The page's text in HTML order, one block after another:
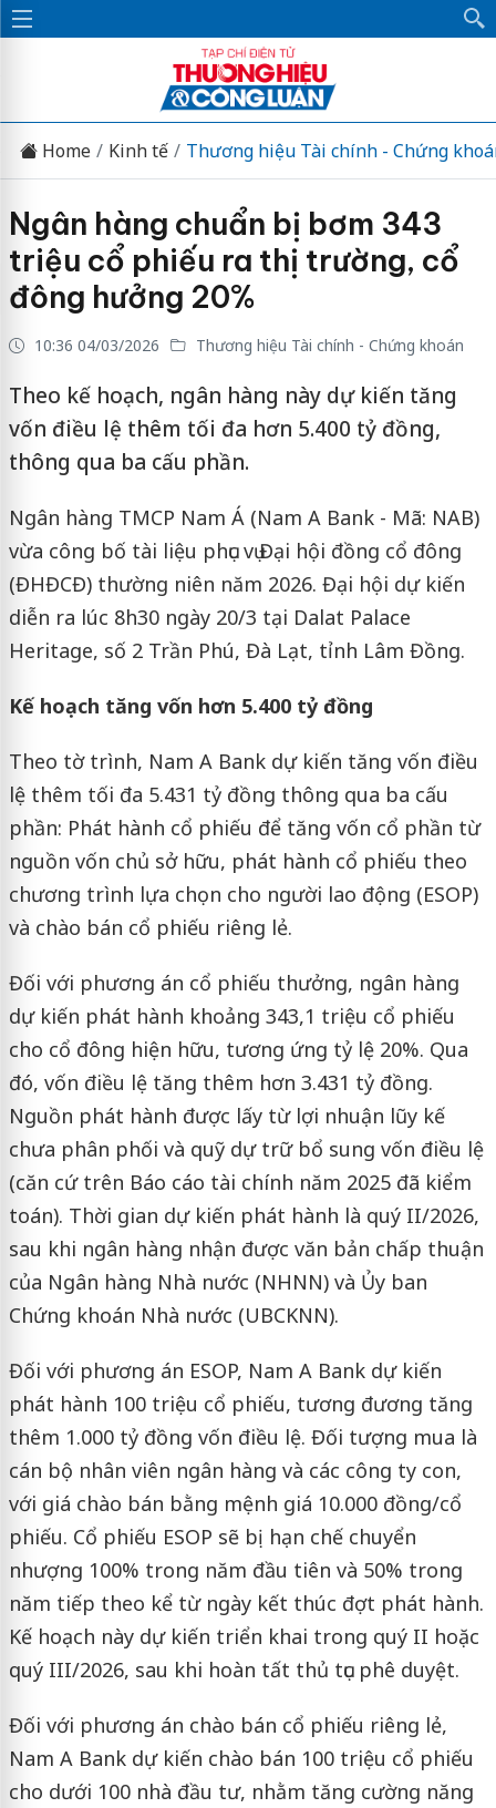
Home Kinh tế Thương hiệu Tài chính - Chứng
Ngân hàng chuẩn bị bơm 343
triệu cổ phiếu ra thị trường, cổ
đông hưởng 20%
10:36 04/03/2026 Thương hiệu Tài chính - Chứng khoán
Theo kế hoạch, ngân hàng này dự kiến tăng
vốn điều lệ thêm tối đa hơn 5.400 tỷ đồng,
thông qua ba cấu phần.
Ngân hàng TMCP Nam Á (Nam A Bank - Mã: NAB)
vừa công bố tài liệu phục vụ Đại hội đồng cổ đông
(ĐHĐCĐ) thường niên năm 2026. Đại hội dự kiến
diễn ra lúc 8h30 ngày 20/3 tại Dalat Palace
Heritage, số 2 Trần Phú, Đà Lạt, tỉnh Lâm Đồng.
Kế hoạch tăng vốn hơn 5.400 tỷ đồng
Theo tờ trình, Nam A Bank dự kiến tăng vốn điều
lệ thêm tối đa 5.431 tỷ đồng thông qua ba cấu
phần: Phát hành cổ phiếu để tăng vốn cổ phần từ
nguồn vốn chủ sở hữu, phát hành cổ phiếu theo
chương trình lựa chọn cho người lao động (ESOP)
và chào bán cổ phiếu riêng lẻ.
Đối với phương án cổ phiếu thưởng, ngân hàng
dự kiến phát hành khoảng 343,1 triệu cổ phiếu
cho cổ đông hiện hữu, tương ứng tỷ lệ 20%. Qua
đó, vốn điều lệ tăng thêm hơn 3.431 tỷ đồng.
Nguồn phát hành được lấy từ lợi nhuận lũy kế
chưa phân phối và quỹ dự trữ bổ sung vốn điều lệ
(căn cứ trên Báo cáo tài chính năm 2025 đã kiểm
toán). Thời gian dự kiến phát hành là quý II/2026,
sau khi ngân hàng nhận được văn bản chấp thuận
của Ngân hàng Nhà nước (NHNN) và Ủy ban
Chứng khoán Nhà nước (UBCKNN).
Đối với phương án ESOP, Nam A Bank dự kiến
phát hành 100 triệu cổ phiếu, tương đương tăng
thêm 1.000 tỷ đồng vốn điều lệ. Đối tượng mua là
cán bộ nhân viên ngân hàng và các công ty con,
với giá chào bán bằng mệnh giá 10.000 đồng/cổ
phiếu. Cổ phiếu ESOP sẽ bị hạn chế chuyển
nhượng 100% trong năm đầu tiên và 50% trong
năm tiếp theo kể từ ngày kết thúc đợt phát hành.
Kế hoạch này dự kiến triển khai trong quý II hoặc
quý III/2026, sau khi hoàn tất thủ tục phê duyệt.
Đối với phương án chào bán cổ phiếu riêng lẻ,
Nam A Bank dự kiến chào bán 100 triệu cổ phiếu
cho dưới 100 nhà đầu tư, nhằm tăng cường năng